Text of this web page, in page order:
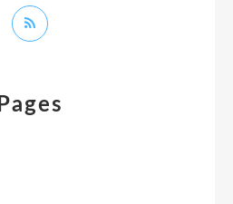
Pages